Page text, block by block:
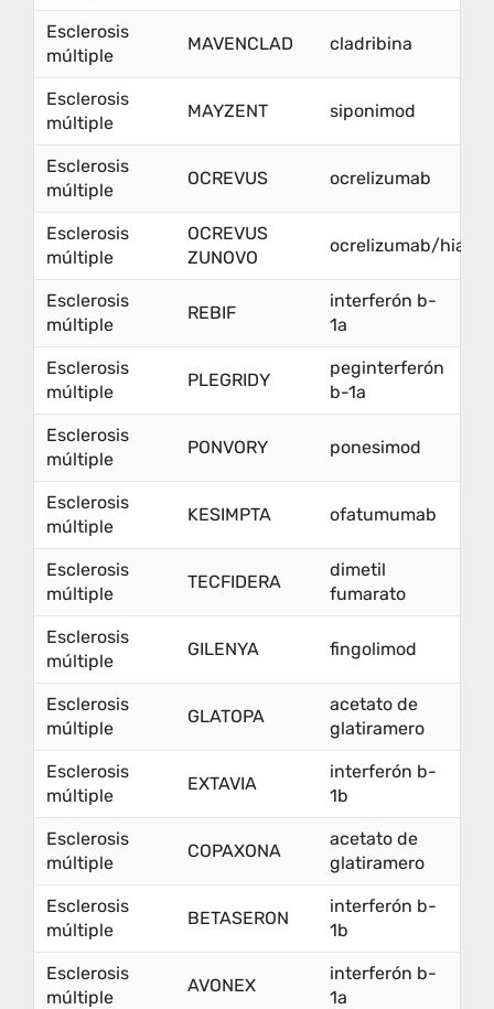
Esclerosis
múltiple
MAVENCLAD cladribina
Esclerosis
múltiple
MAYZENT siponimod
Esclerosis
múltiple
OCREVUS ocrelizumab
Esclerosis
múltiple
OCREVUS
ZUNOVO
ocrelizumab/
Esclerosis
múltiple
REBIF
interferón b-
1a
Esclerosis
múltiple
PLEGRIDY
peginterferón
b-1a
Esclerosis
múltiple
PONVORY ponesimod
Esclerosis
múltiple
KESIMPTA ofatumumab
Esclerosis
múltiple
TECFIDERA
dimetil
fumarato
Esclerosis
múltiple
GILENYA fingolimod
Esclerosis
múltiple
GLATOPA
acetato de
glatiramero
Esclerosis
múltiple
EXTAVIA
interferón b-
1b
Esclerosis
múltiple
COPAXONA
acetato de
glatiramero
Esclerosis
múltiple
BETASERON
interferón b-
1b
Esclerosis
múltiple
AVONEX
interferón b-
1a